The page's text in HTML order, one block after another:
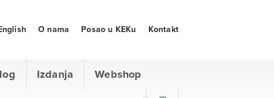
Izdanja Webshop
O nama Posao u KEKu Kontakt